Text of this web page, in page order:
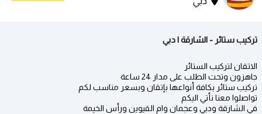
تركيب ستائر - الشارقة | دبي
الاتقان لتركيب الستائر
جاهزون وتحت الطلب على مدار 24 ساعة
تركيب ستائر بكافة أنواعها بإتقان وبسعر مناسب لكم
تواصلوا معنا نأتي اليكم
في الشارقة ودبي وعجمان وام القيوين ورأس الخيمة